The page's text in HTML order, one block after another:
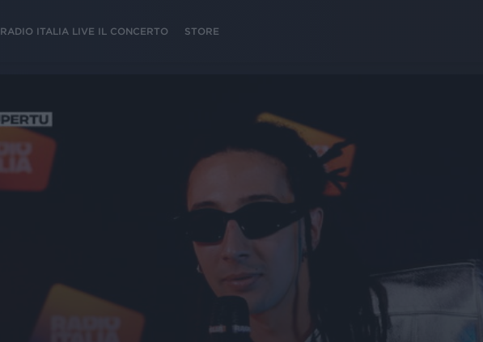
RADIO ITALIA LIVE IL CONCERTO STORE